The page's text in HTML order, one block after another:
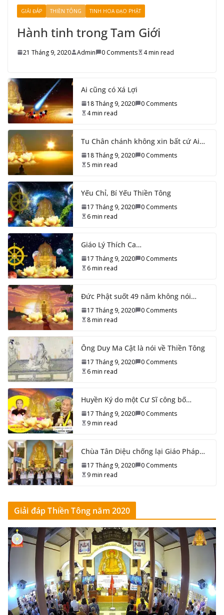
GIẢI ĐÁP THIỀN TÔNG TINH HOA ĐẠO PHẬT
Hành tinh trong Tam Giới
21 Tháng 9, 2020 Admin 0 Comments 4 min read
Ai cũng có Xá Lợi
18 Tháng 9, 2020
0 Comments
4 min read
Tu Chân chánh không xin bất cứ Ai…
18 Tháng 9, 2020
0 Comments
5 min read
Yếu Chỉ, Bí Yếu Thiền Tông
17 Tháng 9, 2020
0 Comments
6 min read
Giáo Lý Thích Ca…
17 Tháng 9, 2020
0 Comments
6 min read
Đức Phật suốt 49 năm không nói…
17 Tháng 9, 2020
0 Comments
8 min read
Ông Duy Ma Cật là nói về Thiền Tông
17 Tháng 9, 2020
0 Comments
6 min read
Huyền Ký do một Cư Sĩ công bố…
17 Tháng 9, 2020
0 Comments
9 min read
Chùa Tân Diệu chống lại Giáo Pháp…
17 Tháng 9, 2020
0 Comments
9 min read
Giải đáp Thiền Tông năm 2020